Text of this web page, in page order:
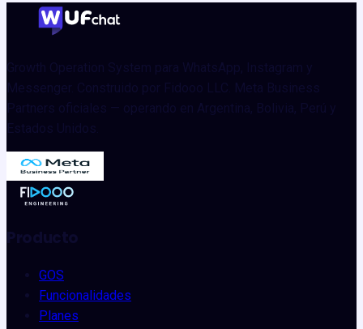
Growth Operation System para WhatsApp, Instagram y
Messenger. Construido por Fidooo LLC. Meta Business
Partners oficiales — operando en Argentina, Bolivia, Perú y
Estados Unidos.
Producto
GOS
Funcionalidades
Planes